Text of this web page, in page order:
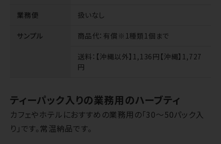
業務便 扱いなし
サンプル 商品代：有償※1種類1個まで
送料：【沖縄以外】1,136円【沖縄】1,727
円
ティーパック入りの業務用のハーブティ
カフェやホテルにおすすめの業務用の「30～50パック入
り」です。常温納品です。